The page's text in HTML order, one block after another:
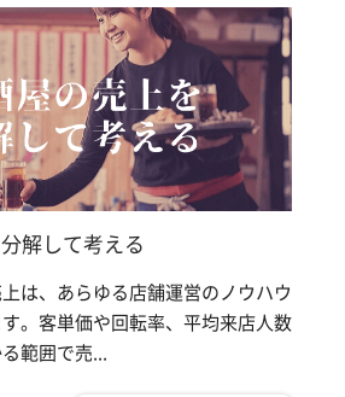
解して考える
は、あらゆる店舗運営のノウハウ
。客単価や回転率、平均来店人数
範囲で売...